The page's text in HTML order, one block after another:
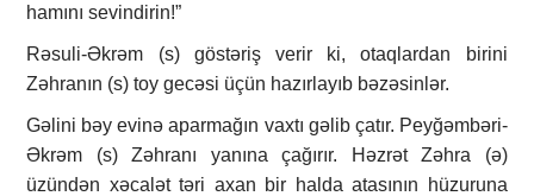
hamını sevindirin!”
Rəsuli-Əkrəm (s) göstəriş verir ki, otaqlardan birini
Zəhranın (s) toy gecəsi üçün hazırlayıb bəzəsinlər.
Gəlini bəy evinə aparmağın vaxtı gəlib çatır. Peyğəmbəri-
Əkrəm (s) Zəhranı yanına çağırır. Həzrət Zəhra (ə)
üzündən xəcalət təri axan bir halda atasının hüzuruna